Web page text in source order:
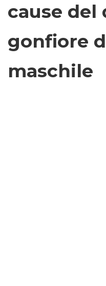
cause del
gonfiore
maschile